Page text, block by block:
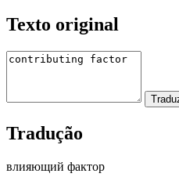
Texto original
Tradução
влияющий фактор